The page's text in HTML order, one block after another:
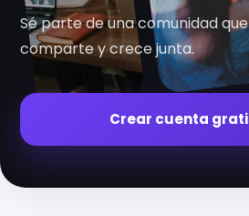
Sé parte de una comunidad
comparte y crece junta.
Crear cuenta